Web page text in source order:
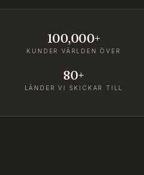
100,000+
KUNDER VÄRLDEN ÖVER
80+
LÄNDER VI SKICKAR TILL